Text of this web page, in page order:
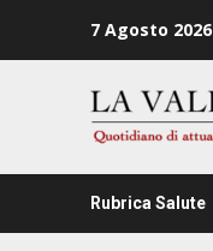
7 Agosto 2026
Rubrica Salute